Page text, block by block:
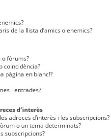
de la llista d’amics o enemics?
fòrums?
coincidència?
pàgina en blanc!?
i entrades?
d’interès
adreces d’interès i les subscripcions?
o un tema determinats?
subscripcions?